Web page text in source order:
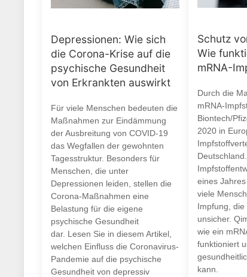
Depressionen: Wie sich
die Corona-Krise auf die
psychische Gesundheit
von Erkrankten auswirkt
Für viele Menschen bedeuten die
Maßnahmen zur Eindämmung
der Ausbreitung von COVID-19
das Wegfallen der gewohnten
Tagesstruktur. Besonders für
Menschen, die unter
Depressionen leiden, stellen die
Corona-Maßnahmen eine
Belastung für die eigene
psychische Gesundheit
dar. Lesen Sie in diesem Artikel,
welchen Einfluss die Coronavirus-
Pandemie auf die psychische
Gesundheit von depressiv
Schutz
Wie
mRNA-
Durch die
mRNA-
Biontech/
2020 in
eines
viele
Impfung, die
unsicher.
wie ein
funktioniert
kann.